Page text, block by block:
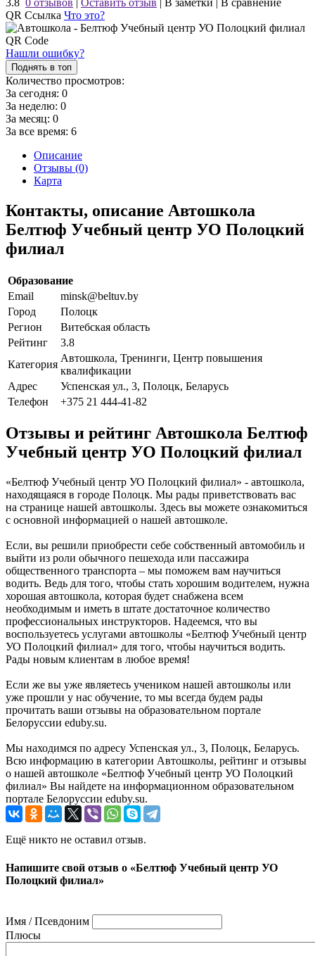
QR Ссылка Что это?
Нашли ошибку?
Поднять в топ
Количество просмотров:
За сегодня: 0
За неделю: 0
За месяц: 0
За все время: 6
Описание
Отзывы (0)
Карта
Контакты, описание Автошкола
Белтюф Учебный центр УО Полоцкий
филиал
Образование
Email
minsk@beltuv.by
Город
Полоцк
Регион
Витебская область
Рейтинг
3.8
Категория
Автошкола, Тренинги, Центр повышения
квалификации
Адрес
Успенская ул., 3, Полоцк, Беларусь
Телефон
+375 21 444-41-82
Отзывы и рейтинг Автошкола Белтюф
Учебный центр УО Полоцкий филиал
«Белтюф Учебный центр УО Полоцкий филиал» - автошкола,
находящаяся в городе Полоцк. Мы рады приветствовать вас
на странице нашей автошколы. Здесь вы можете ознакомиться
с основной информацией о нашей автошколе.
Если, вы решили приобрести себе собственный автомобиль и
выйти из роли обычного пешехода или пассажира
общественного транспорта – мы поможем вам научиться
водить. Ведь для того, чтобы стать хорошим водителем, нужна
хорошая автошкола, которая будет снабжена всем
необходимым и иметь в штате достаточное количество
профессиональных инструкторов. Надеемся, что вы
воспользуетесь услугами автошколы «Белтюф Учебный центр
УО Полоцкий филиал» для того, чтобы научиться водить.
Рады новым клиентам в любое время!
Если же вы уже являетесь учеником нашей автошколы или
уже прошли у нас обучение, то мы всегда будем рады
прочитать ваши отзывы на образовательном портале
Белоруссии eduby.su.
Мы находимся по адресу Успенская ул., 3, Полоцк, Беларусь.
Всю информацию в категории Автошколы, рейтинг и отзывы
о нашей автошколе «Белтюф Учебный центр УО Полоцкий
филиал» Вы найдете на информационном образовательном
портале Белоруссии eduby.su.
Ещё никто не оставил отзыв.
Напишите свой отзыв о «Белтюф Учебный центр УО
Полоцкий филиал»
Имя / Псевдоним
Плюсы